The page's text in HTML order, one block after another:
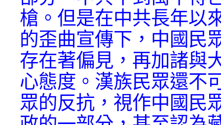
槍。但是在中共長年以
的歪曲宣傳下，中國民
存在著偏見，再加諸與
心態度。漢族民眾還不
眾的反抗，視作中國民